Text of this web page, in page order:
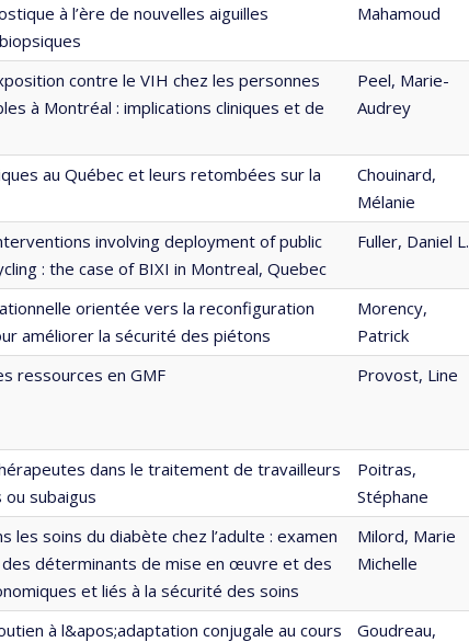
à l’ère de nouvelles aiguilles
Mahamoud
contre le VIH chez les personnes
à Montréal : implications cliniques et de
Peel, Marie-
Audrey
au Québec et leurs retombées sur la
Chouinard,
Mélanie
involving deployment of public
: the case of BIXI in Montreal, Quebec
Fuller, Daniel L.
orientée vers la reconfiguration
améliorer la sécurité des piétons
Morency,
Patrick
ressources en GMF Provost, Line
dans le traitement de travailleurs
subaigus
Poitras,
Stéphane
les soins du diabète chez l’adulte : examen
déterminants de mise en œuvre et des
et liés à la sécurité des soins
Milord, Marie
Michelle
à l&apos;adaptation conjugale au cours
Goudreau,